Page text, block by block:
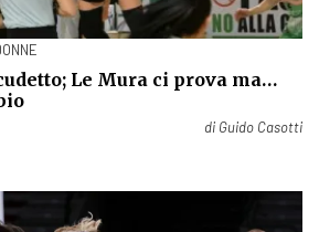
Le Mura ci prova ma…
di Guido Casotti